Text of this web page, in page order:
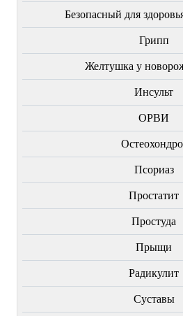
Безопасный для
Грипп
Желтушка у
Инсульт
ОРВИ
Пcориаз
Простатит
Простуда
Прыщи
Радикулит
Суставы